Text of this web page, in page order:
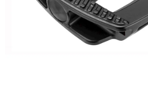
Moje objednávka
Čeština
Servis
Testovací centrum
Půjčovna nosičů